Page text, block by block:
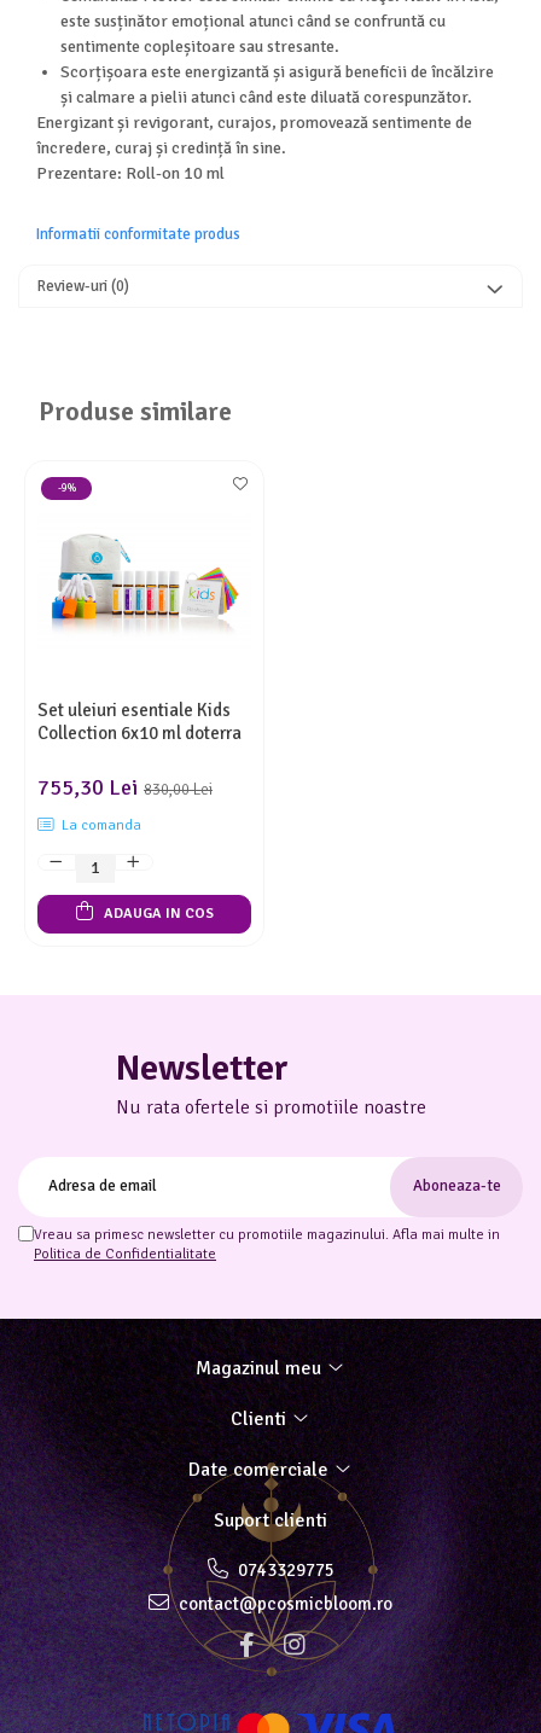
este susținător emoțional atunci când se confruntă cu
sentimente copleșitoare sau stresante.
Scorțișoara este energizantă și asigură beneficii de încălzire
și calmare a pielii atunci când este diluată corespunzător.
Energizant și revigorant, curajos, promovează sentimente de
încredere, curaj și credință în sine.
Prezentare: Roll-on 10 ml
Informatii conformitate produs
Review-uri(0)
Produse similare
-9%
Set uleiuri esentiale Kids
Collection 6x10 ml doterra
830,00 Lei
755,30 Lei
La comanda
ADAUGA IN COS
Newsletter
Nu rata ofertele si promotiile noastre
Vreau sa primesc newsletter cu promotiile magazinului. Afla mai multe in
Politica de Confidentialitate
Magazinul meu
Clienti
Date comerciale
Suport clienti
0743329775
contact@pcosmicbloom.ro